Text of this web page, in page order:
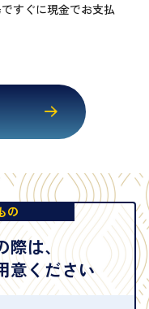
すぐに現金でお支払
の
際は、
意ください